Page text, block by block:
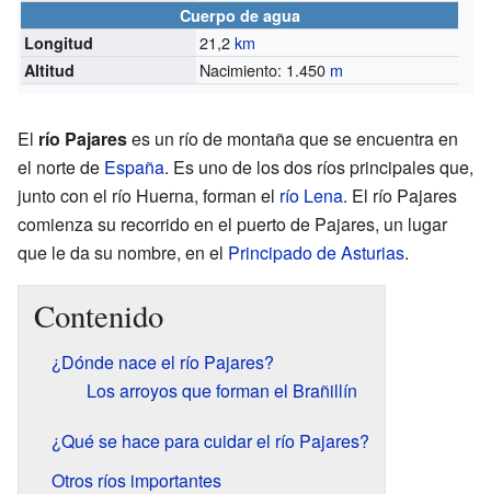
Cuerpo de agua
Longitud
21,2km
Altitud Nacimiento: 1.450 m
El río Pajareses un río de montaña que se encuentra en
el norte de España. Es uno de los dos ríos principales que,
junto con el río Huerna, forman el río Lena. El río Pajares
comienza su recorrido en el puerto de Pajares, un lugar
que le da su nombre, en el Principado de Asturias.
Contenido
¿Dónde nace el río Pajares?
Los arroyos que forman el Brañillín
¿Qué se hace para cuidar el río Pajares?
Otros ríos importantes